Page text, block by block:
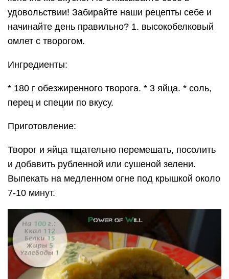
удовольствии! Забирайте наши рецепты себе и
начинайте день правильно? 1. высокобелковый
омлет с творогом.
Ингредиенты:
* 180 г обезжиренного творога. * 3 яйца. * соль,
перец и специи по вкусу.
Приготовление:
Творог и яйца тщательно перемешать, посолить
и добавить рубленной или сушеной зелени.
Выпекать на медленном огне под крышкой около
7-10 минут.